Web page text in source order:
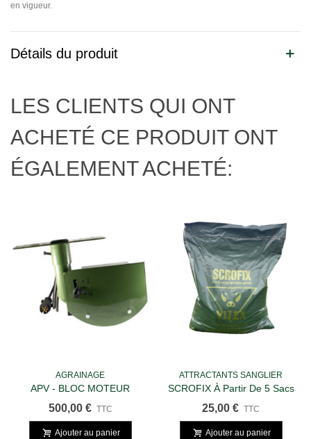
en vigueur.
Détails du produit
LES CLIENTS QUI ONT
ACHETÉ CE PRODUIT ONT
ÉGALEMENT ACHETÉ:
AGRAINAGE
APV - BLOC MOTEUR
500,00 € TTC
Ajouter au panier
ATTRACTANTS SANGLIER
SCROFIX À Partir De 5 Sacs
De 25 Kg
25,00 € TTC
Ajouter au panier